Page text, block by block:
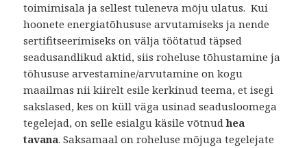
toimimisala ja sellest tuleneva mõju ulatus. Kui
hoonete energiatõhususe arvutamiseks ja nende
sertifitseerimiseks on välja töötatud täpsed
seadusandlikud aktid, siis roheluse tõhustamine ja
tõhususe arvestamine/arvutamine on kogu
maailmas nii kiirelt esile kerkinud teema, et isegi
sakslased, kes on küll väga usinad seadusloomega
tegelejad, on selle esialgu käsile võtnudhea
tavana. Saksamaal on roheluse mõjuga tegelejate